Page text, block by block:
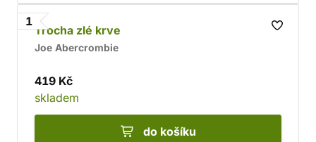
1
Trocha zlé krve
Joe Abercrombie
419 Kč
skladem
do košíku